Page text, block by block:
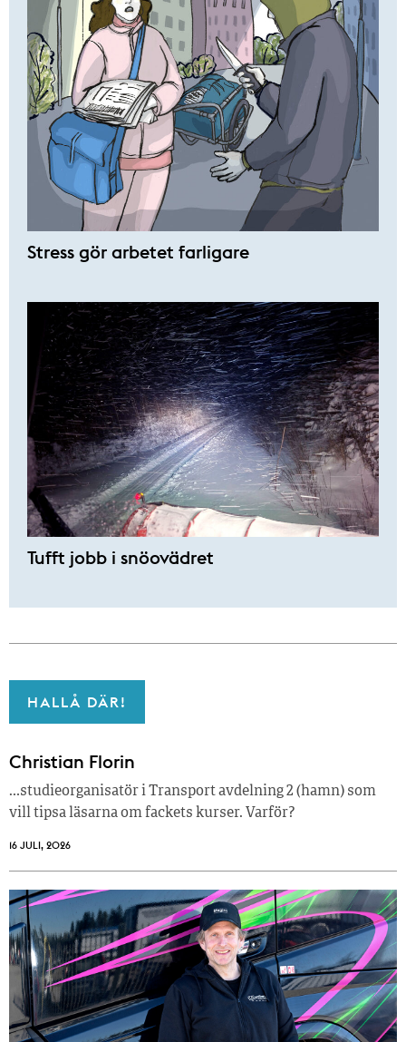
Stress gör arbetet farligare
Tufft jobb i snöovädret
HALLÅ DÄR!
Christian Florin
…studieorganisatör i Transport avdelning 2 (hamn) som
vill tipsa läsarna om fackets kurser. Varför?
16 JULI, 2026